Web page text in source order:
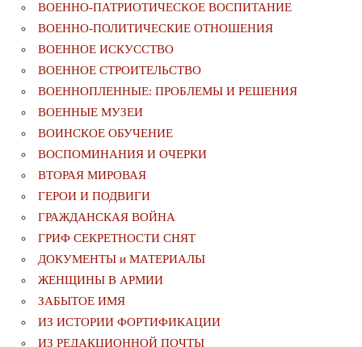
ВОЕННО-ПАТРИОТИЧЕСКОЕ ВОСПИТАНИЕ
ВОЕННО-ПОЛИТИЧЕСКИE ОТНОШЕНИЯ
ВОЕННОЕ ИСКУССТВО
ВОЕННОЕ СТРОИТЕЛЬСТВО
ВОЕННОПЛЕННЫЕ: ПРОБЛЕМЫ И РЕШЕНИЯ
ВОЕННЫЕ МУЗЕИ
ВОИНСКОЕ ОБУЧЕНИЕ
ВОСПОМИНАНИЯ И ОЧЕРКИ
ВТОРАЯ МИРОВАЯ
ГЕРОИ И ПОДВИГИ
ГРАЖДАНСКАЯ ВОЙНА
ГРИФ СЕКРЕТНОСТИ СНЯТ
ДОКУМЕНТЫ и МАТЕРИАЛЫ
ЖЕНЩИНЫ В АРМИИ
ЗАБЫТОЕ ИМЯ
ИЗ ИСТОРИИ ФОРТИФИКАЦИИ
ИЗ РЕДАКЦИОННОЙ ПОЧТЫ